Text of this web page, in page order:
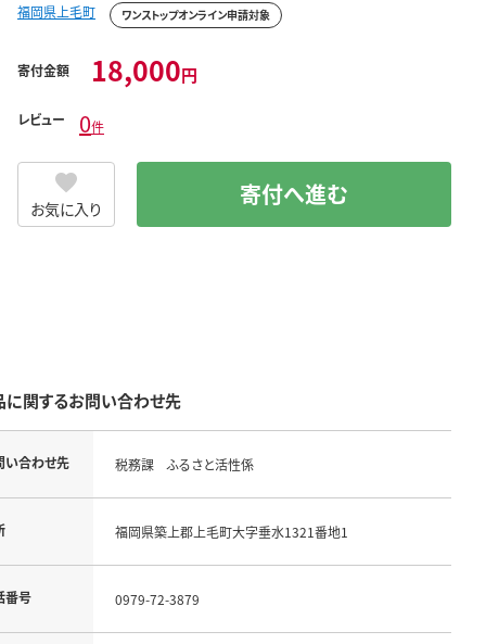
福岡県上毛町 ワンストップオンライン申請対象
寄付金額 18,000円
レビュー 0件
お気に入り 寄付へ進む
に関するお問い合わせ先
い合わせ先 税務課 ふるさと活性係
福岡県築上郡上毛町大字垂水1321番地1
番号 0979-72-3879